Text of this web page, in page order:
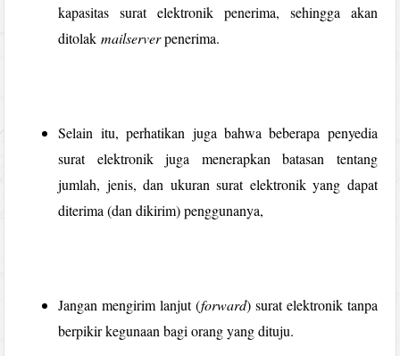
kapasitas surat elektronik penerima, sehingga akan
ditolakmailserverpenerima.
Selain itu, perhatikan juga bahwa beberapa penyedia
surat elektronik juga menerapkan batasan tentang
jumlah, jenis, dan ukuran surat elektronik yang dapat
diterima (dan dikirim) penggunanya,
Jangan mengirim lanjut (forward) surat elektronik tanpa
berpikir kegunaan bagi orang yang dituju.